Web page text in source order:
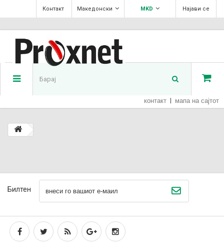
Најави се
MKD
Македонски
Контакт
контакт мапа на сајтот
Билтен